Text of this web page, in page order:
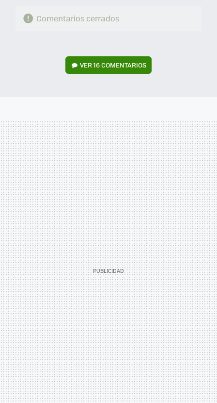
Comentarios cerrados
VER16 COMENTARIOS